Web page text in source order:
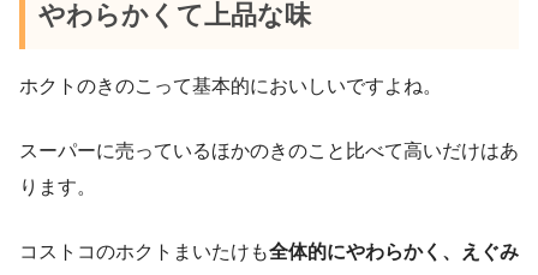
やわらかくて上品な味
ホクトのきのこって基本的においしいですよね。
スーパーに売っているほかのきのこと比べて高いだけはあ
ります。
コストコのホクトまいたけも全体的にやわらかく、えぐみ